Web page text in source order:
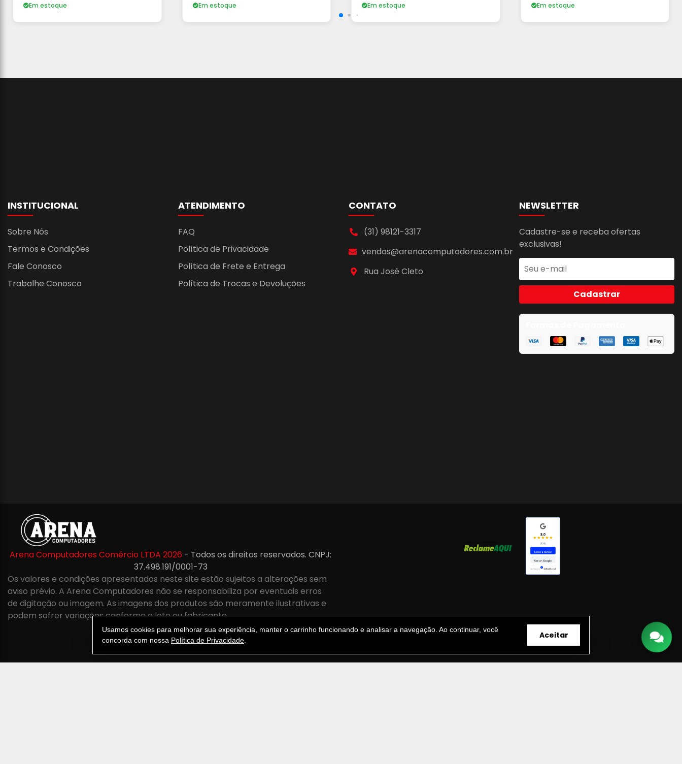
Em estoque Em estoque Em estoque Em estoque
INSTITUCIONAL
Sobre Nós
Termos e Condições
Fale Conosco
Trabalhe Conosco
ATENDIMENTO
FAQ
Política de Privacidade
Política de Frete e Entrega
Política de Trocas e Devoluções
CONTATO
(31) 98121-3317
vendas@arenacomputadores.com.br
Rua José Cleto
NEWSLETTER
Cadastre-se e receba ofertas
exclusivas!
Cadastrar
Arena Computadores Comércio LTDA 2026 - Todos os direitos reservados. CNPJ:
37.498.191/0001-73
Os valores e condições apresentados neste site estão sujeitos a alterações sem
aviso prévio. A Arena Computadores não se responsabiliza por eventuais erros
de digitação ou imagem. As imagens dos produtos são meramente ilustrativas e
podem sofrer variações conforme o lote ou fabricante.
Usamos cookies para melhorar sua experiência, manter o carrinho funcionando e analisar a navegação. Ao continuar, você
concorda com nossa Política de Privacidade Aceitar